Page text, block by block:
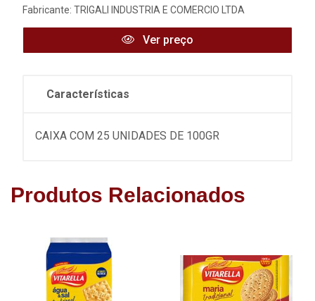
Fabricante: TRIGALI INDUSTRIA E COMERCIO LTDA
Ver preço
Características
CAIXA COM 25 UNIDADES DE 100GR
Produtos Relacionados